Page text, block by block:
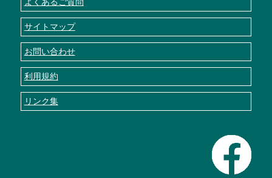
サイトマップ
お問い合わせ
利用規約
リンク集